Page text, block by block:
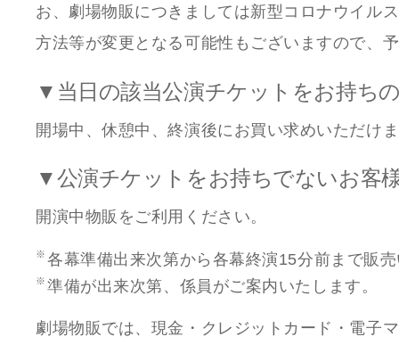
お、劇場物販につきましては新型コロナウイル
方法等が変更となる可能性もございますので、
▼当日の該当公演チケットをお持ち
開場中、休憩中、終演後にお買い求めいただけ
▼公演チケットをお持ちでないお客
開演中物販をご利用ください。
各幕準備出来次第から各幕終演15分前まで販
準備が出来次第、係員がご案内いたします。
劇場物販では、現金・クレジットカード・電子